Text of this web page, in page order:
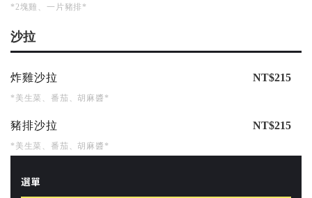
*2塊雞、一片豬排*
沙拉
炸雞沙拉 NT$215
*美生菜、番茄、胡麻醬*
豬排沙拉 NT$215
*美生菜、番茄、胡麻醬*
選單